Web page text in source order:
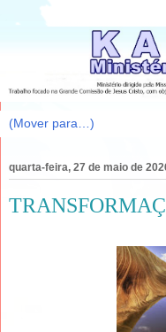
quarta-feira, 27 de maio de